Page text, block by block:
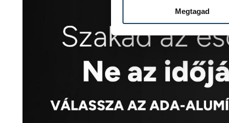
Megtagad